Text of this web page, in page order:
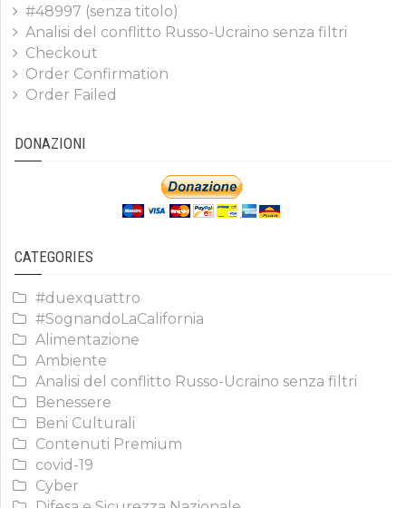
#48997 (senza titolo)
Analisi del conflitto Russo-Ucraino senza filtri
Checkout
Order Confirmation
Order Failed
DONAZIONI
CATEGORIES
#duexquattro
#SognandoLaCalifornia
Alimentazione
Ambiente
Analisi del conflitto Russo-Ucraino senza filtri
Benessere
Beni Culturali
Contenuti Premium
covid-19
Cyber